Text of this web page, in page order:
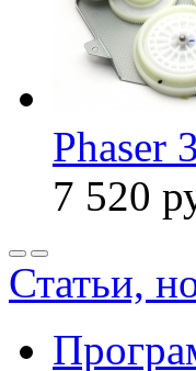
Phaser
7 520
Статьи,